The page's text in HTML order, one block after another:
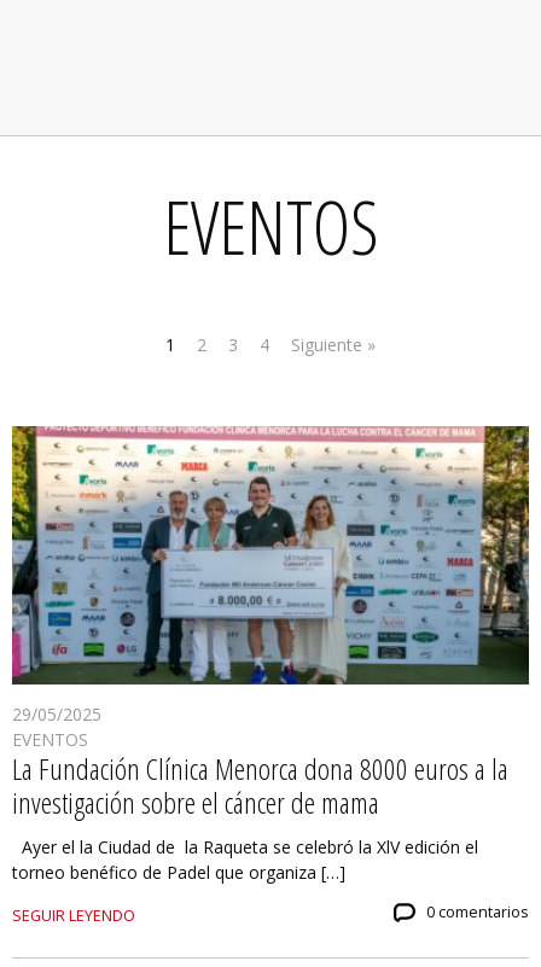
EVENTOS
1 2 3 4 Siguiente »
29/05/2025
EVENTOS
La Fundación Clínica Menorca dona 8000 euros a la
investigación sobre el cáncer de mama
Ayer el la Ciudad de la Raqueta se celebró la XlV edición el
torneo benéfico de Padel que organiza […]
SEGUIR LEYENDO 0 comentarios